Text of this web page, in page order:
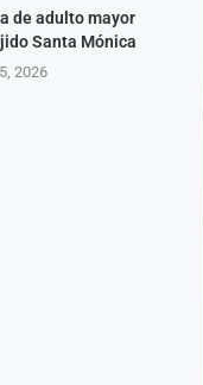
de adulto mayor
Santa Mónica
2026